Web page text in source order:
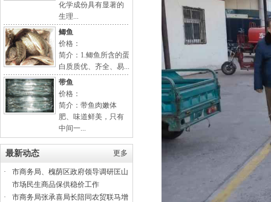
化学成份具有显著的
生理...
鲫鱼
价格：
简介：1.鲫鱼所含的蛋
白质质优、齐全、易...
带鱼
价格：
简介：带鱼肉嫩体
肥、味道鲜美，只有
中间一...
最新动态 更多
·
市商务局、槐荫区政府领导调研匡山
市场民生商品保供稳价工作
·
市商务局张承喜局长陪同农贸联马增